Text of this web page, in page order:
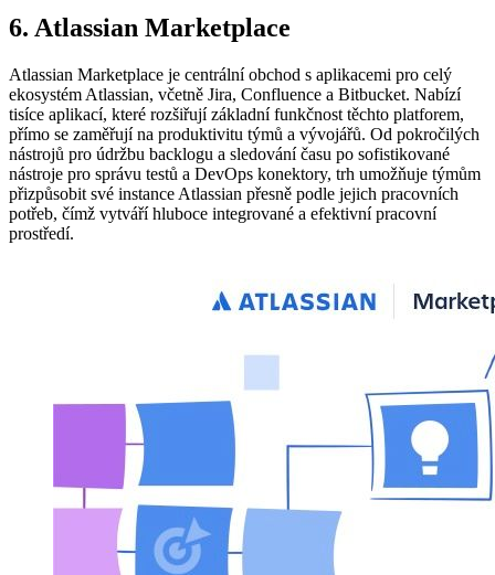
6. Atlassian Marketplace
Atlassian Marketplace je centrální obchod s aplikacemi pro celý
ekosystém Atlassian, včetně Jira, Confluence a Bitbucket. Nabízí
tisíce aplikací, které rozšiřují základní funkčnost těchto platforem,
přímo se zaměřují na produktivitu týmů a vývojářů. Od pokročilých
nástrojů pro údržbu backlogu a sledování času po sofistikované
nástroje pro správu testů a DevOps konektory, trh umožňuje týmům
přizpůsobit své instance Atlassian přesně podle jejich pracovních
potřeb, čímž vytváří hluboce integrované a efektivní pracovní
prostředí.